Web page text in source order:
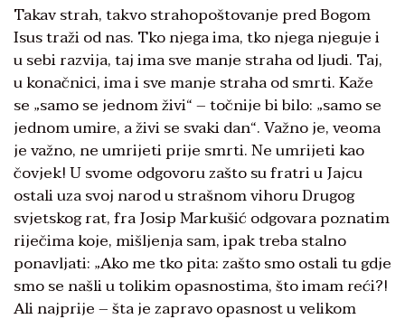
Takav strah, takvo strahopoštovanje pred Bogom
Isus traži od nas. Tko njega ima, tko njega njeguje i
u sebi razvija, taj ima sve manje straha od ljudi. Taj,
u konačnici, ima i sve manje straha od smrti. Kaže
se „samo se jednom živi“ – točnije bi bilo: „samo se
jednom umire, a živi se svaki dan“. Važno je, veoma
je važno, ne umrijeti prije smrti. Ne umrijeti kao
čovjek! U svome odgovoru zašto su fratri u Jajcu
ostali uza svoj narod u strašnom vihoru Drugog
svjetskog rat, fra Josip Markušić odgovara poznatim
riječima koje, mišljenja sam, ipak treba stalno
ponavljati: „Ako me tko pita: zašto smo ostali tu gdje
smo se našli u tolikim opasnostima, što imam reći?!
Ali najprije – šta je zapravo opasnost u velikom